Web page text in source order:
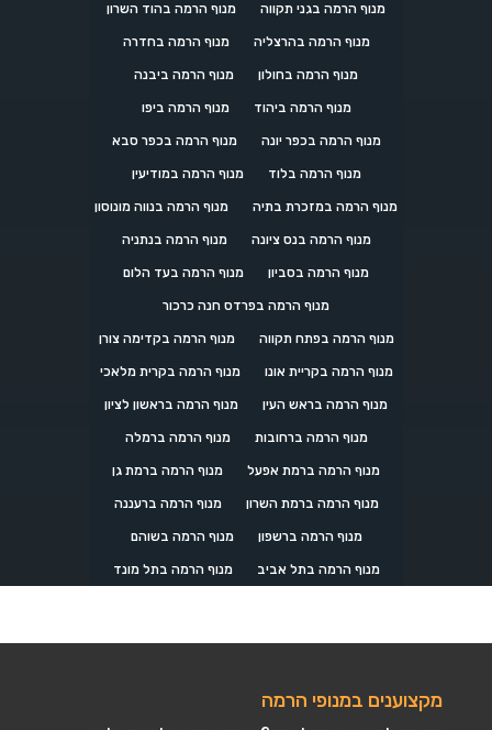
מנוף הרמה בגני תקווה מנוף הרמה בהוד השרון
מנוף הרמה בהרצליה מנוף הרמה בחדרה
מנוף הרמה בחולון מנוף הרמה ביבנה
מנוף הרמה ביהוד מנוף הרמה ביפו
מנוף הרמה בכפר יונה מנוף הרמה בכפר סבא
מנוף הרמה בלוד מנוף הרמה במודיעין
מנוף הרמה במזכרת בתיה מנוף הרמה בנווה מונוסון
מנוף הרמה בנס ציונה מנוף הרמה בנתניה
מנוף הרמה בסביון מנוף הרמה בעד הלום
מנוף הרמה בפרדס חנה כרכור
מנוף הרמה בפתח תקווה מנוף הרמה בקדימה צורן
מנוף הרמה בקריית אונו מנוף הרמה בקרית מלאכי
מנוף הרמה בראש העין מנוף הרמה בראשון לציון
מנוף הרמה ברחובות מנוף הרמה ברמלה
מנוף הרמה ברמת אפעל מנוף הרמה ברמת גן
מנוף הרמה ברמת השרון מנוף הרמה ברעננה
מנוף הרמה ברשפון מנוף הרמה בשוהם
מנוף הרמה בתל אביב מנוף הרמה בתל מונד
מקצוענים במנופי הרמה